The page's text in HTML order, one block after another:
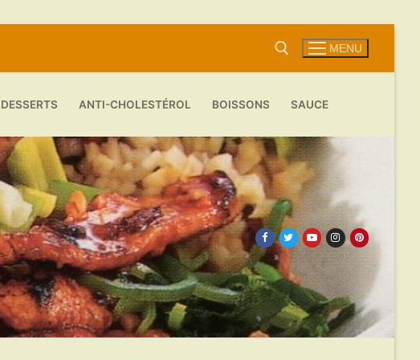
MENU
DESSERTS ANTI-CHOLESTÉROL BOISSONS SAUCE